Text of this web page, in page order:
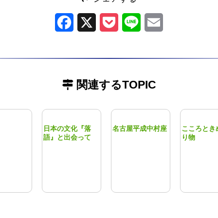
Facebook Pocket Line
関連するTOPIC
日本の文化『落
語』と出会って
名古屋平成中村座
こころとき
り物